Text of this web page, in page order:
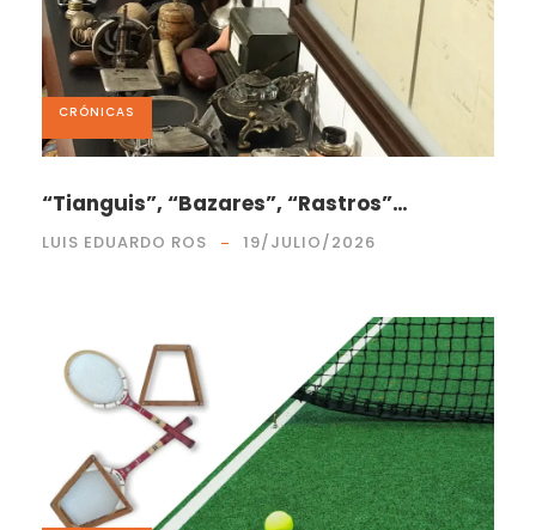
CRÓNICAS
“Tianguis”, “Bazares”, “Rastros”…
LUIS EDUARDO ROS 19/JULIO/2026